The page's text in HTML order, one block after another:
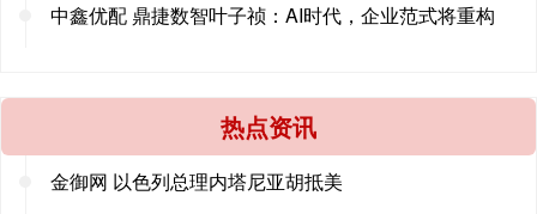
中鑫优配 鼎捷数智叶子祯：AI时代，企业范式将重构
热点资讯
金御网 以色列总理内塔尼亚胡抵美